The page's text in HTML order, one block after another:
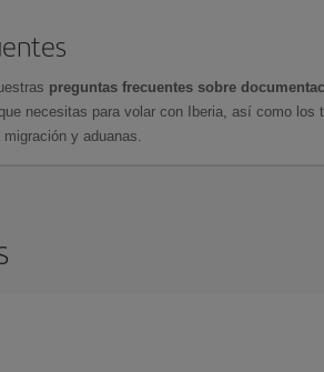
preguntas frecuentes sobre
necesitas para volar con Iberia, así como los
y aduanas.